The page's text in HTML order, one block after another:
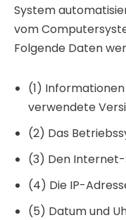
System
vom
Folgende Daten
(1)
verwendete
(2) Das
(3) Den
(4) Die IP-
(5) Datum und